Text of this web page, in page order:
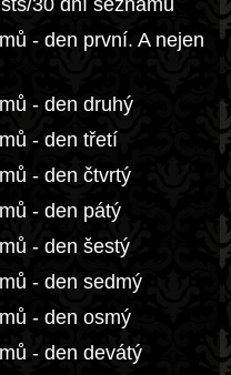
30 dní seznamů
- den první. A nejen
- den druhý
- den třetí
- den čtvrtý
- den pátý
- den šestý
- den sedmý
- den osmý
- den devátý